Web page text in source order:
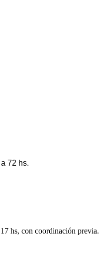
72 hs.
hs, con coordinación previa.